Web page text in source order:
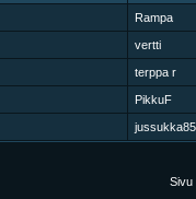
Rampa
vertti
terppa r
PikkuF
jussukka85
Sivu